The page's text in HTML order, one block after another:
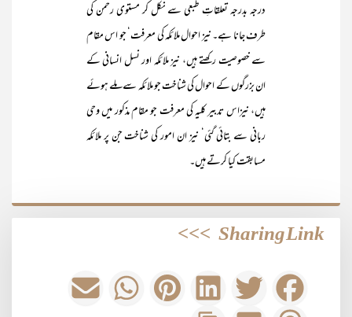
درجہ بدرجہ تعلقاتِ طبعی سے نکل کر مستوی رحمن کی
طرف جانا ہے۔ نیز احوال ملائکہ کی معرفت‘ جو اس مقام
سے خصوصیت رکھتے ہیں، نیز ملائکہ اور نسل انسانی کے
ان بزرگوں کے احوال کی شناخت جو ملائکہ سے ملے ہوئے
ہیں، نیزاس تدبیر کلیہ کی معرفت جو مقام مذکور میں وحی
ربانی سے بتائی گئی‘ نیز ان امور کی شناخت جن پر ملائکہ
مسابقت کیا کرتے ہیں۔
Sharing Link
>>>